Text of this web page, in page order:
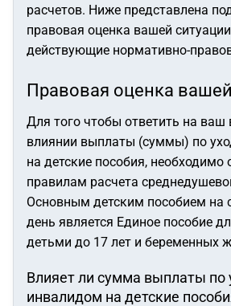
расчетов. Ниже представлена
правовая оценка вашей
действующие нормативно-
Правовая оценка
Для того чтобы ответить на ваш
влиянии выплаты (суммы) по
на детские пособия, необходимо
правилам расчета
Основным детским пособием на
день является Единое пособие
детьми до 17 лет и беременных
Влияет ли сумма выплаты по
инвалидом на детские